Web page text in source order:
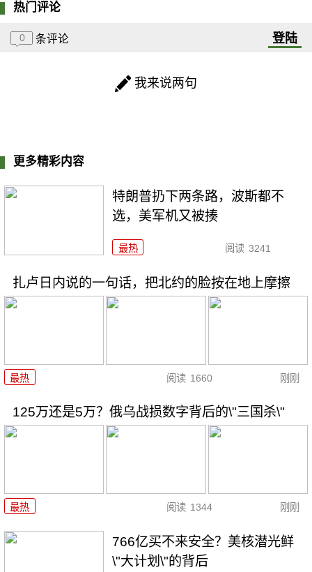
热门评论
0 条评论 登陆
我来说两句
更多精彩内容
特朗普扔下两条路，波斯都不
选，美军机又被揍
最热 阅读 3241
扎卢日内说的一句话，把北约的脸按在地上摩擦
最热 阅读 1660 刚刚
125万还是5万？俄乌战损数字背后的\"三国杀\"
最热 阅读 1344 刚刚
766亿买不来安全？美核潜光鲜
\"大计划\"的背后